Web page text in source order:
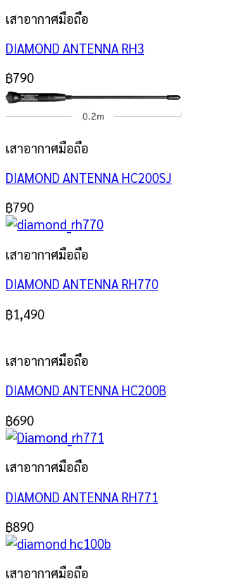
เสาอากาศมือถือ
DIAMOND ANTENNA RH3
฿790
เสาอากาศมือถือ
DIAMOND ANTENNA HC200SJ
฿790
เสาอากาศมือถือ
DIAMOND ANTENNA RH770
฿1,490
เสาอากาศมือถือ
DIAMOND ANTENNA HC200B
฿690
เสาอากาศมือถือ
DIAMOND ANTENNA RH771
฿890
เสาอากาศมือถือ